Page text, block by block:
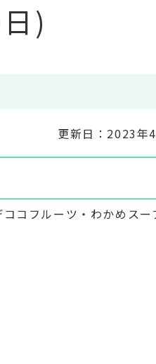
)
更新日：2023年
コフルーツ・わかめスー